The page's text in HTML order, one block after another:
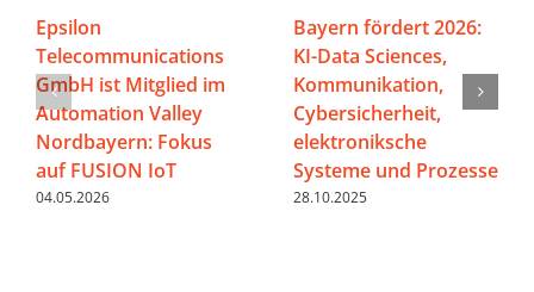
Epsilon
Telecommunications
GmbH ist Mitglied im
Automation Valley
Nordbayern: Fokus
auf FUSION IoT
04.05.2026
Bayern fördert 2026:
KI-Data Sciences,
Kommunikation,
Cybersicherheit,
elektroniksche
Systeme und Prozesse
28.10.2025